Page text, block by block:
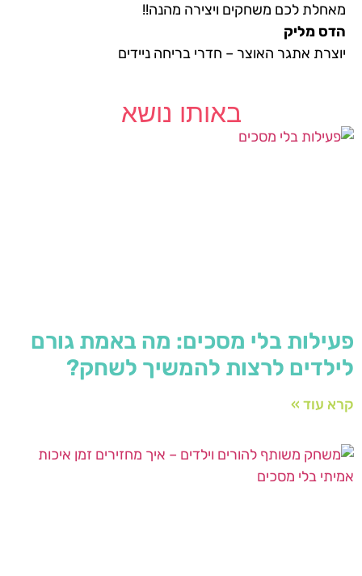
מאחלת לכם משחקים ויצירה מהנה!!
הדס מליק
יוצרת אתגר האוצר – חדרי בריחה ניידים
באותו נושא
פעילות בלי מסכים: מה באמת גורם
לילדים לרצות להמשיך לשחק?
קרא עוד »